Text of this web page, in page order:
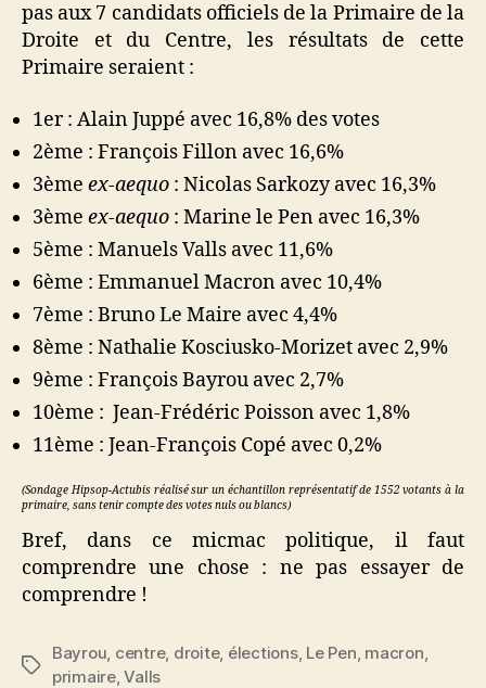
pas aux 7 candidats officiels de la Primaire de la
Droite et du Centre, les résultats de cette
Primaire seraient :
1er : Alain Juppé avec 16,8% des votes
2ème : François Fillon avec 16,6%
3ème ex-aequo : Nicolas Sarkozy avec 16,3%
3ème ex-aequo : Marine le Pen avec 16,3%
5ème : Manuels Valls avec 11,6%
6ème : Emmanuel Macron avec 10,4%
7ème : Bruno Le Maire avec 4,4%
8ème : Nathalie Kosciusko-Morizet avec 2,9%
9ème : François Bayrou avec 2,7%
10ème : Jean-Frédéric Poisson avec 1,8%
11ème : Jean-François Copé avec 0,2%
(Sondage Hipsop-Actubis réalisé sur un échantillon représentatif de 1552 votants à la
primaire, sans tenir compte des votes nuls ou blancs)
Bref, dans ce micmac politique, il faut
comprendre une chose : ne pas essayer de
comprendre !
Étiquettes
Bayrou centre, droite, élections, Le Pen macron
primaire,Valls